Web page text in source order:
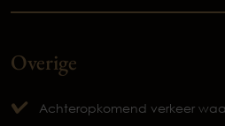
Overige
Achteropkomend verkeer